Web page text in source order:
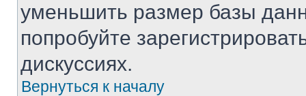
уменьшить размер базы
попробуйте
дискуссиях.
Вернуться к началу